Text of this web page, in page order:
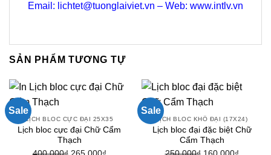
Email: lichtet@tuonglaiviet.vn – Web: www.intlv.vn
SẢN PHẨM TƯƠNG TỰ
Sale
LỊCH BLOC CỰC ĐẠI 25X35
Lịch bloc cực đại Chữ Cẩm
Thạch
Sale
LỊCH BLOC KHỔ ĐẠI (17X24)
Lịch bloc đại đặc biệt Chữ
Cẩm Thạch